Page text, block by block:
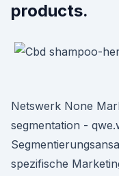
products.
Netswerk None
segmentation -
spezifische